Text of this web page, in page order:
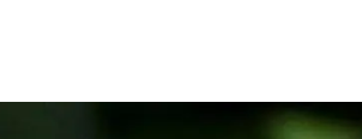
o sabàtic